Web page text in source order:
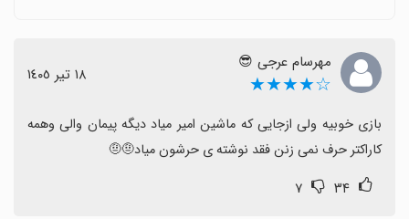
بازی با مشکل مواجه می‌شود یا با باگ‌های صوتی و فنی
روبه‌رو می‌شوند.
کاهش سطح پرداخت‌ها اشاره کرده‌اند که نشان می‌دهد به
تجربه بدون محدودیت هزینه تمایل دارند.
در کل، با وجود این محدودیت‌های پرداختی، بازی تجربه‌ای
مهرسام عرجی 😎
☆★★★★ ١٨ تیر ١٤٠٥
کاراکتر حرف نمی زنن فقد نوشته ی حرشون میاد🤨🤨
۳۴ ۷